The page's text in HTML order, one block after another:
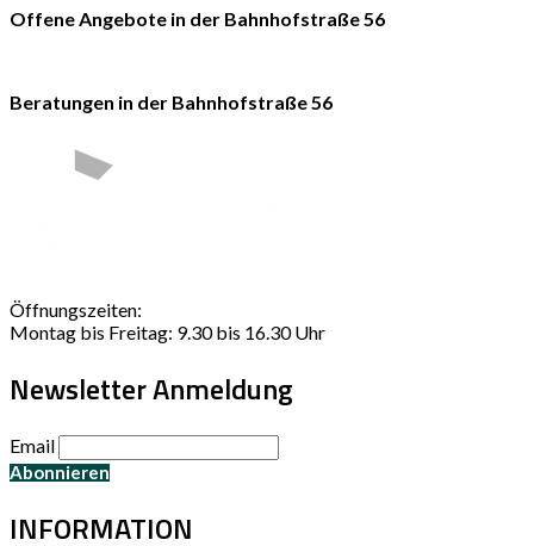
Offene Angebote in der Bahnhofstraße 56
Beratungen in der Bahnhofstraße 56
Öffnungszeiten:
Montag bis Freitag: 9.30 bis 16.30 Uhr
Newsletter Anmeldung
Email
INFORMATION